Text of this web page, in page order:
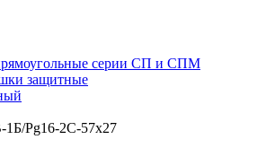
серии СП и СПМ
защитные
Pg16-2С-57х27